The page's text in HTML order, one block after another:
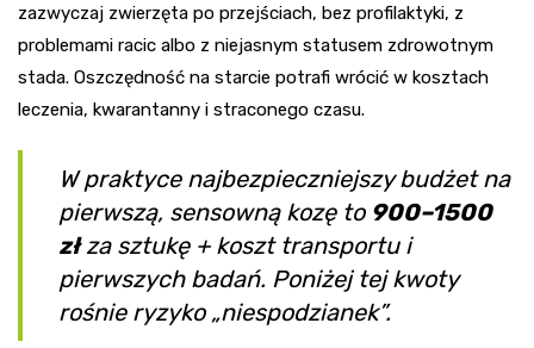
zazwyczaj zwierzęta po przejściach, bez profilaktyki, z
problemami racic albo z niejasnym statusem zdrowotnym
stada. Oszczędność na starcie potrafi wrócić w kosztach
leczenia, kwarantanny i straconego czasu.
W praktyce najbezpieczniejszy budżet na
pierwszą, sensowną kozę to 900–1500
złza sztukę + koszt transportu i
pierwszych badań. Poniżej tej kwoty
rośnie ryzyko „niespodzianek”.